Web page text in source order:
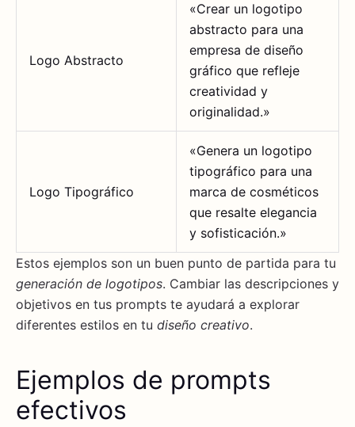
Logo Abstracto
«Crear un logotipo
abstracto para una
empresa de diseño
gráfico que refleje
creatividad y
originalidad.»
Logo Tipográfico
«Genera un logotipo
tipográfico para una
marca de cosméticos
que resalte elegancia
y sofisticación.»
Estos ejemplos son un buen punto de partida para tu
generación de logotipos. Cambiar las descripciones y
objetivos en tus prompts te ayudará a explorar
diferentes estilos en tu diseño creativo.
Ejemplos de prompts
efectivos